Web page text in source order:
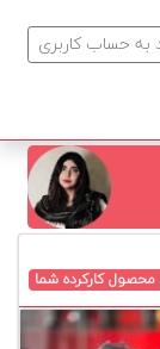
به حساب کاربری
محصول کارکرده شما